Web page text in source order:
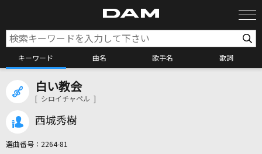
キーワード 曲名 歌手名 歌詞
白い教会
[ シロイチャペル ]
西城秀樹
選曲番号： 2264-81